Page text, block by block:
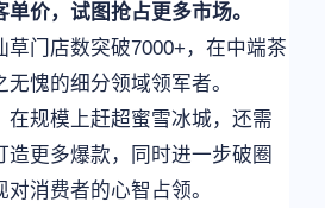
价，试图抢占更多市场。
草门店数突破7000+，在中端茶
愧的细分领域领军者。
在规模上赶超蜜雪冰城，还需
造更多爆款，同时进一步破圈
消费者的心智占领。